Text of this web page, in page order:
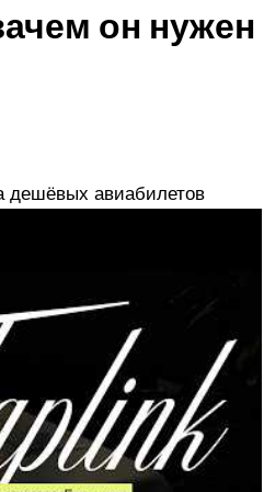
он нужен
дешёвых авиабилетов